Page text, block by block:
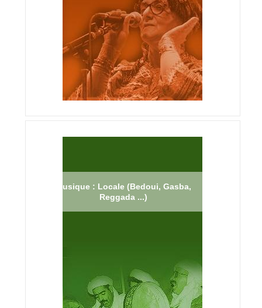
Musique : Locale (Bedoui, Gasba,
Reggada ...)